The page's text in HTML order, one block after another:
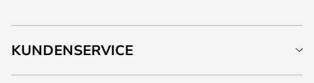
KUNDENSERVICE